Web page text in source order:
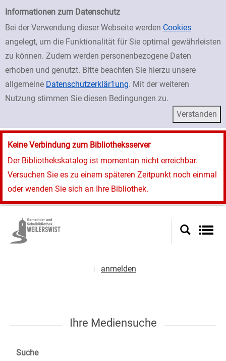
Einfache Suche
Informationen zum Datenschutz
Bei der Verwendung dieser Webseite werden Cookies
angelegt, um die Funktionalität für Sie optimal gewährleisten
zu können. Zudem werden personenbezogene Daten
erhoben und genutzt. Bitte beachten Sie hierzu unsere
allgemeine Datenschutzerklär1ung. Mit der weiteren
Nutzung stimmen Sie diesen Bedingungen zu.
Keine Verbindung zum Bibliotheksserver
Der Bibliothekskatalog ist momentan nicht erreichbar.
Versuchen Sie es zu einem späteren Zeitpunkt noch einmal
oder wenden Sie sich an Ihre Bibliothek.
zur Navigation springen
zum Inhalt springen
Zu den Suchfiltern springen
Zur Trefferliste springen
anmelden
Ihre Mediensuche
Suche